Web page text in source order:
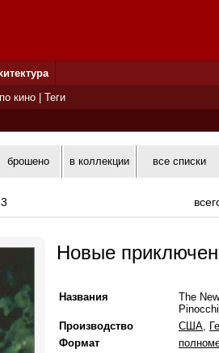
кино
Теги
брошено в коллекции все списки
Новые
Названия
The
Производство
США,
Формат